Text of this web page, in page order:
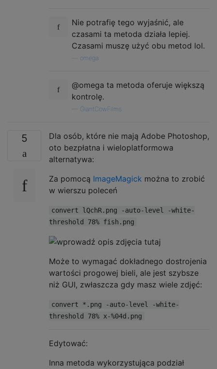
Nie potrafię tego wyjaśnić, ale
czasami ta metoda działa lepiej.
Czasami muszę użyć obu metod lol.
omega
@omega ta metoda oferuje większą
kontrolę.
GiantCowFilms
5
Dla osób, które nie mają Adobe Photoshop,
oto bezpłatna i wieloplatformowa
alternatywa:
Za pomocą ImageMagick można to zrobić
w wierszu poleceń
convert lQchR.png -auto-level -white-
threshold 78% fish.png
Może to wymagać dokładnego dostrojenia
wartości progowej bieli, ale jest szybsze
niż GUI, zwłaszcza gdy masz wiele zdjęć:
convert *.png -auto-level -white-
threshold 78% x-%04d.png
Edytować:
Inna metoda wykorzystująca podział